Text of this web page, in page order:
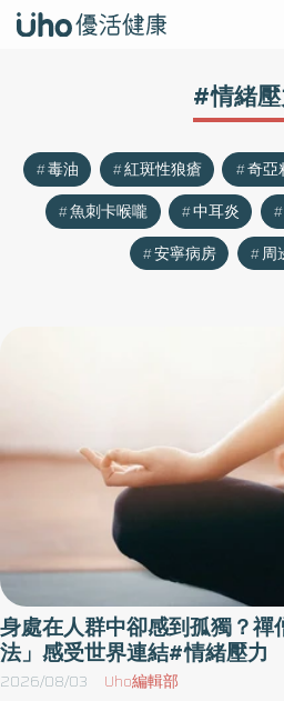
#情緒
毒油 紅斑性狼瘡 奇亞
魚刺卡喉嚨
中耳炎
安寧病房
周
身處在人群中卻感到孤獨？
法」感受世界連結#情緒壓力
2026/08/03 Uho編輯部